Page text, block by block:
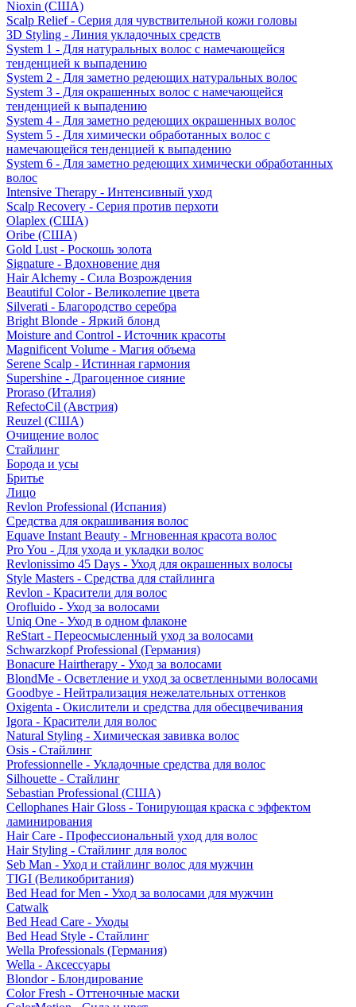
Nioxin (США)
Scalp Relief - Серия для чувствительной кожи головы
3D Styling - Линия укладочных средств
System 1 - Для натуральных волос с намечающейся
тенденцией к выпадению
System 2 - Для заметно редеющих натуральных волос
System 3 - Для окрашенных волос с намечающейся
тенденцией к выпадению
System 4 - Для заметно редеющих окрашенных волос
System 5 - Для химически обработанных волос с
намечающейся тенденцией к выпадению
System 6 - Для заметно редеющих химически обработанных
волос
Intensive Therapy - Интенсивный уход
Scalp Recovery - Серия против перхоти
Olaplex (США)
Oribe (США)
Gold Lust - Роскошь золота
Signature - Вдохновение дня
Hair Alchemy - Сила Возрождения
Beautiful Color - Великолепие цвета
Silverati - Благородство серебра
Bright Blonde - Яркий блонд
Moisture and Control - Источник красоты
Magnificent Volume - Магия объема
Serene Scalp - Истинная гармония
Supershine - Драгоценное сияние
Proraso (Италия)
RefectoCil (Австрия)
Reuzel (США)
Очищение волос
Стайлинг
Борода и усы
Бритье
Лицо
Revlon Professional (Испания)
Средства для окрашивания волос
Equave Instant Beauty - Мгновенная красота волос
Pro You - Для ухода и укладки волос
Revlonissimo 45 Days - Уход для окрашенных волосы
Style Masters - Средства для стайлинга
Revlon - Красители для волос
Orofluido - Уход за волосами
Uniq One - Уход в одном флаконе
ReStart - Переосмысленный уход за волосами
Schwarzkopf Professional (Германия)
Bonacure Hairtherapy - Уход за волосами
BlondMe - Осветление и уход за осветленными волосами
Goodbye - Нейтрализация нежелательных оттенков
Oxigenta - Окислители и средства для обесцвечивания
Igora - Красители для волос
Natural Styling - Химическая завивка волос
Osis - Стайлинг
Professionnelle - Укладочные средства для волос
Silhouette - Стайлинг
Sebastian Professional (США)
Cellophanes Hair Gloss - Тонирующая краска с эффектом
ламинирования
Hair Care - Профессиональный уход для волос
Hair Styling - Стайлинг для волос
Seb Man - Уход и стайлинг волос для мужчин
TIGI (Великобритания)
Bed Head for Men - Уход за волосами для мужчин
Catwalk
Bed Head Care - Уходы
Bed Head Style - Стайлинг
Wella Professionals (Германия)
Wella - Аксессуары
Blondor - Блондирование
Color Fresh - Оттеночные маски